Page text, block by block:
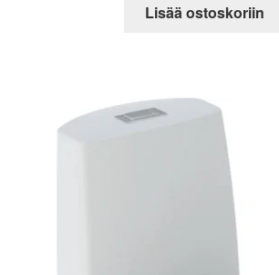
Lisää ostoskoriin